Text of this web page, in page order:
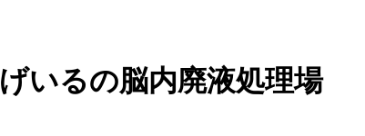
げいるの脳内廃液処理場